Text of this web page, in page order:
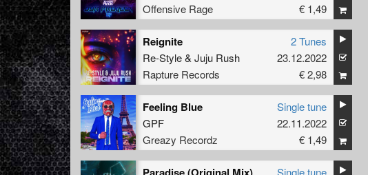
Offensive Rage
€ 1,49
Reignite
Re-Style& Juju Rush
Rapture Records
2 Tunes
23.12.2022
€ 2,98
Feeling Blue
GPF
Greazy Recordz
Single tune
22.11.2022
€ 1,49
Single tune